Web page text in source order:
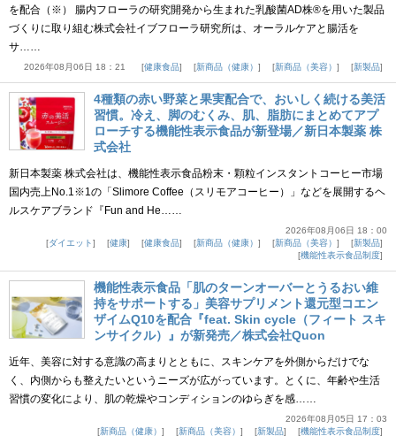
を配合（※） 腸内フローラの研究開発から生まれた乳酸菌AD株®を用いた製品
づくりに取り組む株式会社イブフローラ研究所は、オーラルケアと腸活を
サ……
2026年08月06日 18：21 健康食品 新商品（健康） 新商品（美容） 新製品
4種類の赤い野菜と果実配合で、おいしく続ける美活
習慣。冷え、脚のむくみ、肌、脂肪にまとめてアプ
ローチする機能性表示食品が新登場／新日本製薬 株
式会社
新日本製薬 株式会社は、機能性表示食品粉末・顆粒インスタントコーヒー市場
国内売上No.1※1の「Slimore Coffee（スリモアコーヒー）」などを展開するヘ
ルスケアブランド『Fun and He……
2026年08月06日 18：00
ダイエット
健康 健康食品 新商品（健康） 新商品（美容）
新製品
機能性表示食品制度
機能性表示食品「肌のターンオーバーとうるおい維
持をサポートする」美容サプリメント還元型コエン
ザイムQ10を配合『feat. Skin cycle（フィート スキ
ンサイクル）』が新発売／株式会社Quon
近年、美容に対する意識の高まりとともに、スキンケアを外側からだけでな
く、内側からも整えたいというニーズが広がっています。とくに、年齢や生活
習慣の変化により、肌の乾燥やコンディションのゆらぎを感……
2026年08月05日 17：03
新商品（健康）
新商品（美容） 新製品 機能性表示食品制度